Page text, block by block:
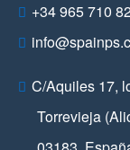
+34 965 710
C/Aquiles 17,
Torrevieja